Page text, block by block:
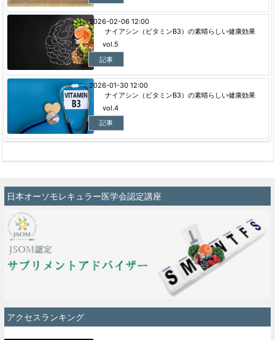
ナイアシン（ビタミンB3）の素晴らしい健康効果
vol.5
記事
2026-02-06 12:00
ナイアシン（ビタミンB3）の素晴らしい健康効果
vol.4
記事
2026-01-30 12:00
日本オーソモレキュラー医学会認定講座
アクセスランキング